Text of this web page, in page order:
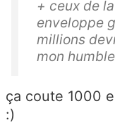
+ ceux de
enveloppe
millions
mon
ça coute 1000
:)